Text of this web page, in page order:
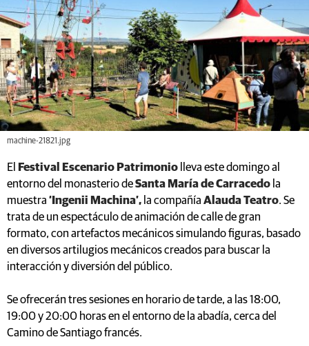
machine-21821.jpg
El Festival Escenario Patrimonio lleva este domingo al
entorno del monasterio deSanta María de Carracedo la
muestra ‘Ingenii Machina’, la compañía Alauda Teatro. Se
trata de un espectáculo de animación de calle de gran
formato, con artefactos mecánicos simulando figuras, basado
en diversos artilugios mecánicos creados para buscar la
interacción y diversión del público.
Se ofrecerán tres sesiones en horario de tarde, a las 18:00,
19:00 y 20:00 horas en el entorno de la abadía, cerca del
Camino de Santiago francés.